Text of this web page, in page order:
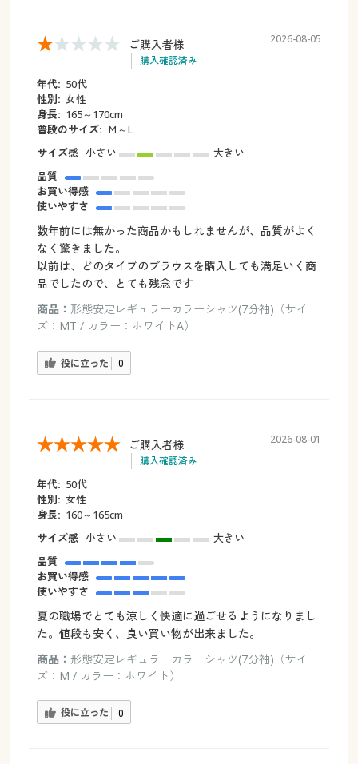
ご購入者様
購入確認済み
2026-08-05
年代: 50代
性別: 女性
身長: 165～170cm
普段のサイズ: Ｍ～L
サイズ感 小さい
大きい
品質
お買い得感
使いやすさ
数年前には無かった商品かもしれませんが、品質がよく
なく驚きました。
以前は、どのタイプのブラウスを購入しても満足いく商
品でしたので、とても残念です
商品： 形態安定レギュラーカラーシャツ(7分袖)（サイ
ズ：MT / カラー：ホワイトA）
役に立った 0
ご購入者様
購入確認済み
2026-08-01
年代: 50代
性別: 女性
身長: 160～165cm
サイズ感 小さい
大きい
品質
お買い得感
使いやすさ
夏の職場でとても涼しく快適に過ごせるようになりまし
た。値段も安く、良い買い物が出来ました。
商品： 形態安定レギュラーカラーシャツ(7分袖)（サイ
ズ：M / カラー：ホワイト）
役に立った 0